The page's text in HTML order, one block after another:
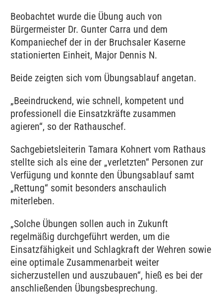
Beobachtet wurde die Übung auch von
Bürgermeister Dr. Gunter Carra und dem
Kompaniechef der in der Bruchsaler Kaserne
stationierten Einheit, Major Dennis N.
Beide zeigten sich vom Übungsablauf angetan.
„Beeindruckend, wie schnell, kompetent und
professionell die Einsatzkräfte zusammen
agieren“, so der Rathauschef.
Sachgebietsleiterin Tamara Kohnert vom Rathaus
stellte sich als eine der „verletzten“ Personen zur
Verfügung und konnte den Übungsablauf samt
„Rettung“ somit besonders anschaulich
miterleben.
„Solche Übungen sollen auch in Zukunft
regelmäßig durchgeführt werden, um die
Einsatzfähigkeit und Schlagkraft der Wehren sowie
eine optimale Zusammenarbeit weiter
sicherzustellen und auszubauen“, hieß es bei der
anschließenden Übungsbesprechung.